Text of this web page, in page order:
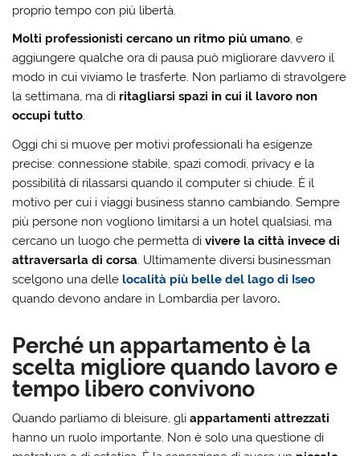
proprio tempo con più libertà.
Molti professionisti cercano un ritmo più umano, e
aggiungere qualche ora di pausa può migliorare davvero il
modo in cui viviamo le trasferte. Non parliamo di stravolgere
la settimana, ma di ritagliarsi spazi in cui il lavoro non
occupi tutto.
Oggi chi si muove per motivi professionali ha esigenze
precise: connessione stabile, spazi comodi, privacy e la
possibilità di rilassarsi quando il computer si chiude. È il
motivo per cui i viaggi business stanno cambiando. Sempre
più persone non vogliono limitarsi a un hotel qualsiasi, ma
cercano un luogo che permetta divivere la città invece di
attraversarla di corsa. Ultimamente diversi businessman
scelgono una dellelocalità più belle del lago di Iseo
quando devono andare in Lombardia per lavoro.
Perché un appartamento è la
scelta migliore quando lavoro e
tempo libero convivono
Quando parliamo di bleisure, gliappartamenti attrezzati
hanno un ruolo importante. Non è solo una questione di